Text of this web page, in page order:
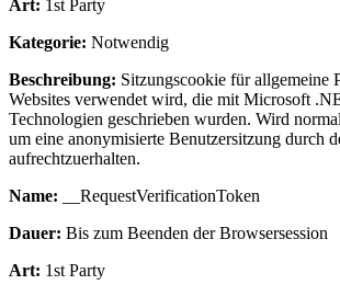
Art: 1st Party
Kategorie: Notwendig
Beschreibung: Sitzungscookie für allgemeine
Websites verwendet wird, die mit Microsoft
Technologien geschrieben wurden. Wird
um eine anonymisierte Benutzersitzung durch
aufrechtzuerhalten.
Name: __RequestVerificationToken
Dauer: Bis zum Beenden der Browsersession
Art: 1st Party